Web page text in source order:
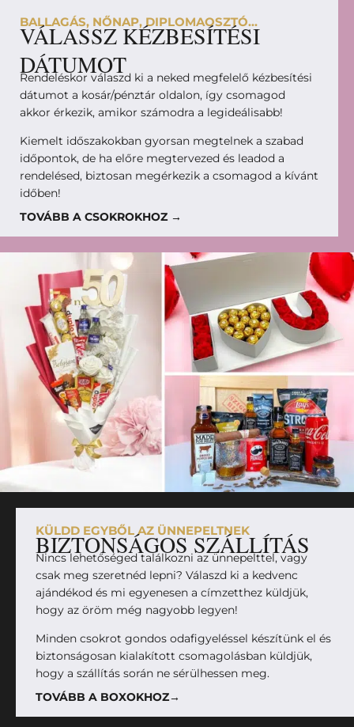
BALLAGÁS, NŐNAP, DIPLOMAOSZTÓ...
VÁLASSZ KÉZBESÍTÉSI
DÁTUMOT
Rendeléskor válaszd ki a neked megfelelő kézbesítési
dátumot a kosár/pénztár oldalon, így csomagod
akkor érkezik, amikor számodra a legideálisabb!
Kiemelt időszakokban gyorsan megtelnek a szabad
időpontok, de ha előre megtervezed és leadod a
rendelésed, biztosan megérkezik a csomagod a kívánt
időben!
TOVÁBB A CSOKROKHOZ →
KÜLDD EGYBŐL AZ ÜNNEPELTNEK
BIZTONSÁGOS SZÁLLÍTÁS
Nincs lehetőséged találkozni az ünnepelttel, vagy
csak meg szeretnéd lepni? Válaszd ki a kedvenc
ajándékod és mi egyenesen a címzetthez küldjük,
hogy az öröm még nagyobb legyen!
Minden csokrot gondos odafigyeléssel készítünk el és
biztonságosan kialakított csomagolásban küldjük,
hogy a szállítás során ne sérülhessen meg.
TOVÁBB A BOXOKHOZ→